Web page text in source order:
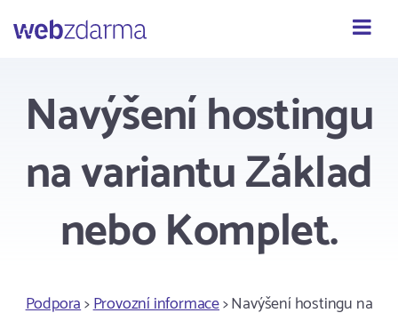
Navýšení hostingu
na variantu Základ
nebo Komplet.
Podpora>Provozní informace> Navýšení hostingu na